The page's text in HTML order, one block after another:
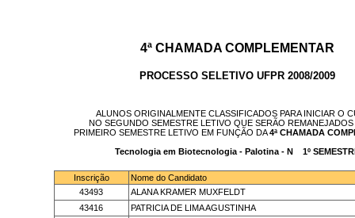
4ª CHAMADA COMPLEMENTAR
PROCESSO SELETIVO UFPR 2008/2009
ALUNOS ORIGINALMENTE CLASSIFICADOS PARA INICIAR O
NO SEGUNDO SEMESTRE LETIVO QUE SERÃO REMANEJADOS
PRIMEIRO SEMESTRE LETIVO EM FUNÇÃO DA4ª CHAMADA
Tecnologia em Biotecnologia - Palotina - N 1º
Inscrição
Nome do Candidato
43493
ALANA KRAMER MUXFELDT
43416
PATRICIA DE LIMA AGUSTINHA